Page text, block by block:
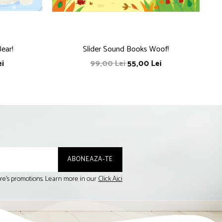
Slider Sound Books Woof!
99,00 Lei55,00 Lei
promotions. Learn more in ourClick Aici